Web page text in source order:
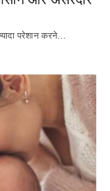
परेशान करने…